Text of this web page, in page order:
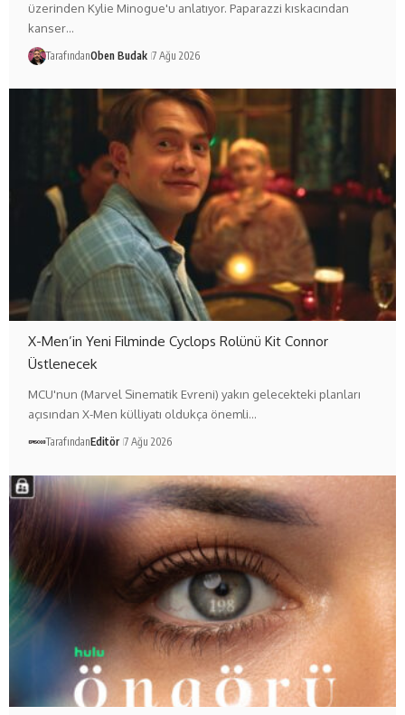
üzerinden Kylie Minogue'u anlatıyor. Paparazzi kıskacından
kanser…
TarafındanOben Budak 7 Ağu 2026
X-Men’in Yeni Filminde Cyclops Rolünü Kit Connor
Üstlenecek
MCU'nun (Marvel Sinematik Evreni) yakın gelecekteki planları
açısından X-Men külliyatı oldukça önemli…
TarafındanEditör 7 Ağu 2026